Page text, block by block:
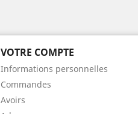
VOTRE COMPTE
Informations personnelles
Commandes
Avoirs